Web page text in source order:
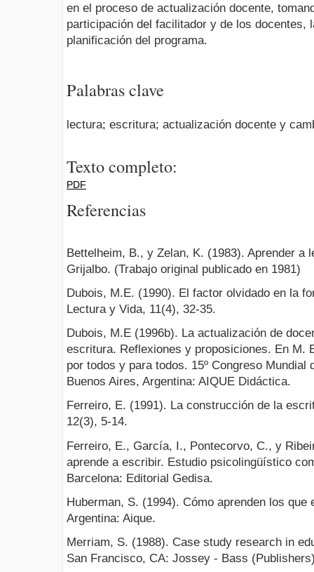
en el proceso de actualización docente,
participación del facilitador y de los docentes,
planificación del programa.
Palabras clave
lectura; escritura; actualización docente y
Texto completo:
PDF
Referencias
Bettelheim, B., y Zelan, K. (1983). Aprender a
Grijalbo. (Trabajo original publicado en 1981)
Dubois, M.E. (1990). El factor olvidado en la
Lectura y Vida, 11(4), 32-35.
Dubois, M.E (1996b). La actualización de
escritura. Reflexiones y proposiciones. En M.
por todos y para todos. 15º Congreso Mundial
Buenos Aires, Argentina: AIQUE Didáctica.
Ferreiro, E. (1991). La construcción de la
12(3), 5-14.
Ferreiro, E., García, I., Pontecorvo, C., y
aprende a escribir. Estudio psicolingüístico
Barcelona: Editorial Gedisa.
Huberman, S. (1994). Cómo aprenden los que
Argentina: Aique.
Merriam, S. (1988). Case study research in
San Francisco, CA: Jossey - Bass